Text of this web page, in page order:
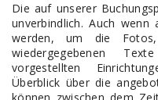
Die auf unserer
unverbindlich. Auch wenn
werden, um die Fotos,
wiedergegebenen
vorgestellten
Überblick über die